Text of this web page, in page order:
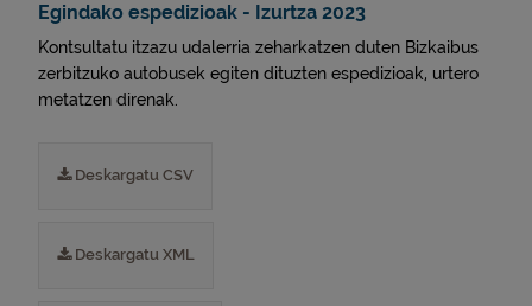
Egindako espedizioak - Izurtza 2023
Kontsultatu itzazu udalerria zeharkatzen duten Bizkaibus
zerbitzuko autobusek egiten dituzten espedizioak, urtero
metatzen direnak.
Deskargatu CSV
Deskargatu XML